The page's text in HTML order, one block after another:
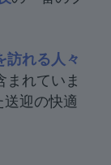
訪れる人々
まれていま
迎の快適